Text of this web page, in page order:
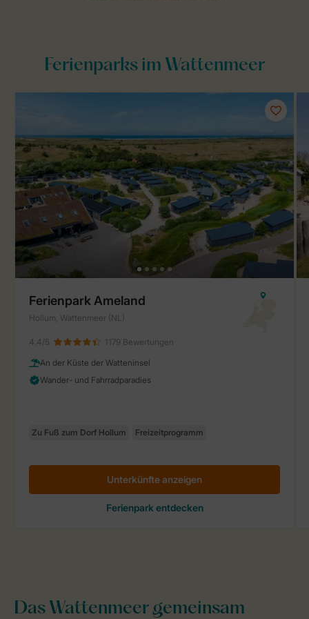
Das Wattenmeer gemeinsam